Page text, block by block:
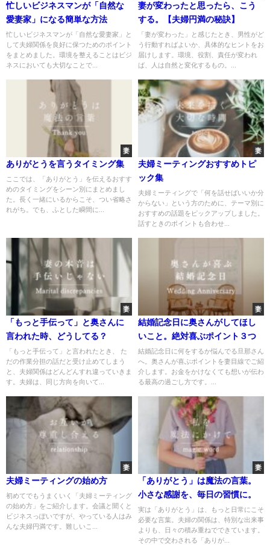
忙しいビジネスマンが「自然な
愛妻家」になる簡単な方法
忙しいビジネスマンが「自然な愛妻家」と
して夫婦関係を良好に保つためのポイント
をまとめました。環境を整えることはビジ
ネスにおいても大切なことで...
妻が変わったと思ったら、こう
する。【夫婦円満の秘訣】
「妻が変わった」と感じたとき、男性がど
う行動すればよいか、具体的なヒントをお
届けします。環境、役割、責任が変われ
ば、人は自然と変化するもの。...
妻
ありがとうを言うタイミング集
ここでは、「ありがとう」を伝えるおすす
めのタイミングをシーン別にまとめまし
た。長く一緒にいるからこそ、つい省略さ
れがち。でも、ふとした瞬間に...
妻
夫婦ミーティングおすすめトピ
ック集
夫婦ミーティングで「何を話せばいいか分
からない」という方のために、テーマ別に
おすすめの話題をピックアップしました。
話すときのポイントも合わせ...
妻
「もっと手伝って」と奥さんに
言われた時、どうしてる？
「もっと手伝って」と言われたとき、 た
だの作業分担の話だと受け止めてしまう
と、夫婦関係はどんどんすれ違っていきま
す。夫婦は、同じ方向を向いて...
妻
結婚記念日に奥さんがしてほし
いこと。絶対喜ぶポイント３つ
結婚記念日に何をするか悩んでる旦那さん
へ。奥さんが喜ぶポイントを妻目線でご紹
介します。お金をかけなくても想いが伝わ
る最高の過ごし方です。...
妻
夫婦ミーティングの始め方
初めてでもうまくいく「夫婦ミーティング
の始め方」をご紹介します。会議と聞くと
ビジネスっぽいですが、やっている人はみ
んな夫婦円満です。難しいこ...
妻
「ありがとう」は魔法の言葉。
小さな感謝を、毎日の習慣に。
実は「ありがとう」は、もっと日常にこそ
必要な言葉。夫婦の関係は、特別な出来事
よりも、日々の積み重ねでできています。
その中で交わされる「ありが...